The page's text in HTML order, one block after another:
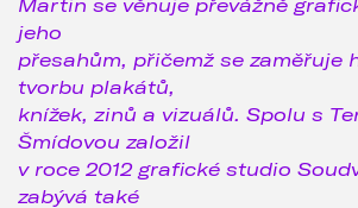
jeho
přesahům, přičemž se zaměřuje
tvorbu plakátů,
knížek, zinů a vizuálů. Spolu s
Šmídovou založil
v roce 2012 grafické studio
zabývá také